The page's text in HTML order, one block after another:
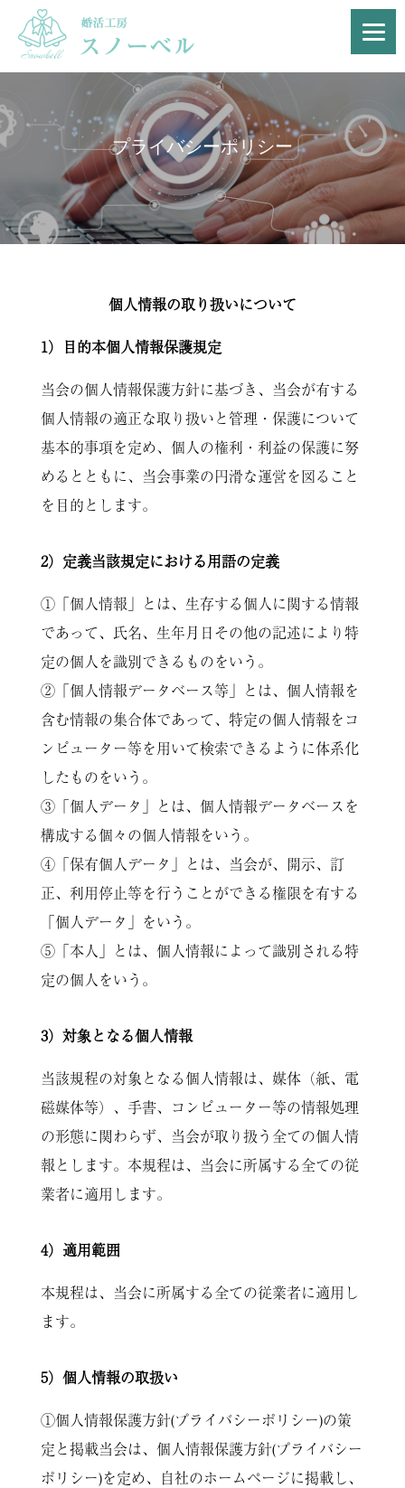
プライバシーポリシー
個人情報の取り扱いについて
1）目的本個人情報保護規定
当会の個人情報保護方針に基づき、当会が有する
個人情報の適正な取り扱いと管理・保護について
基本的事項を定め、個人の権利・利益の保護に努
めるとともに、当会事業の円滑な運営を図ること
を目的とします。
2）定義当該規定における用語の定義
①「個人情報」とは、生存する個人に関する情報
であって、氏名、生年月日その他の記述により特
定の個人を識別できるものをいう。
②「個人情報データベース等」とは、個人情報を
含む情報の集合体であって、特定の個人情報をコ
ンピューター等を用いて検索できるように体系化
したものをいう。
③「個人データ」とは、個人情報データベースを
構成する個々の個人情報をいう。
④「保有個人データ」とは、当会が、開示、訂
正、利用停止等を行うことができる権限を有する
「個人データ」をいう。
⑤「本人」とは、個人情報によって識別される特
定の個人をいう。
3）対象となる個人情報
当該規程の対象となる個人情報は、媒体（紙、電
磁媒体等）、手書、コンピューター等の情報処理
の形態に関わらず、当会が取り扱う全ての個人情
報とします。本規程は、当会に所属する全ての従
業者に適用します。
4）適用範囲
本規程は、当会に所属する全ての従業者に適用し
ます。
5）個人情報の取扱い
①個人情報保護方針(プライバシーポリシー)の策
定と掲載当会は、個人情報保護方針(プライバシー
ポリシー)を定め、自社のホームページに掲載し、